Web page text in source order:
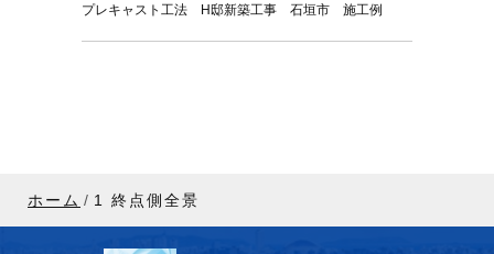
プレキャスト工法 H邸新築工事 石垣市 施工例
ホーム 1 終点側全景